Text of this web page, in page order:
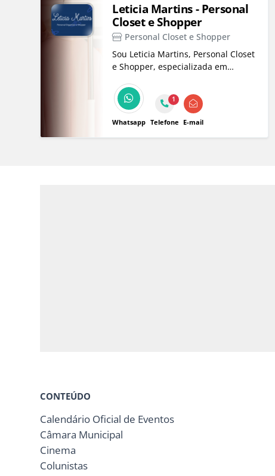
Leticia Martins - Personal
Closet e Shopper
Personal Closet e Shopper
Sou Leticia Martins, Personal Closet
e Shopper, especializada em
roupas e consultoria em compras. A
moda que é sua!
Whatsapp
1
Telefone E-mail
CONTEÚDO
Calendário Oficial de Eventos
Câmara Municipal
Cinema
Colunistas